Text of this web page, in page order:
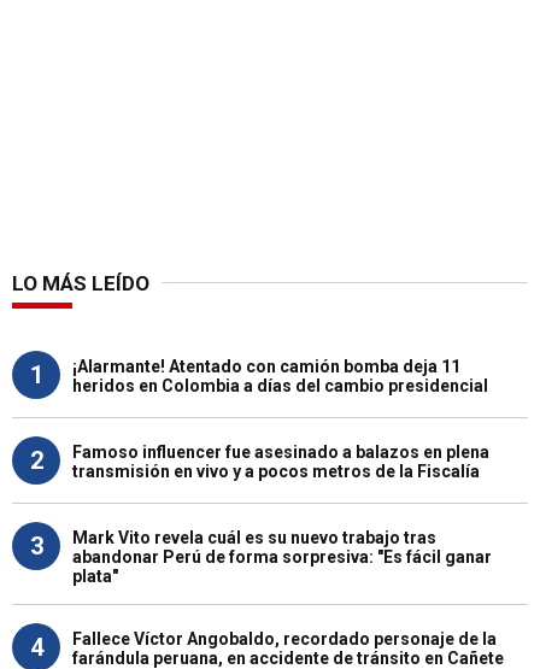
LO MÁS LEÍDO
1
¡Alarmante! Atentado con camión bomba deja 11
heridos en Colombia a días del cambio presidencial
2
Famoso influencer fue asesinado a balazos en plena
transmisión en vivo y a pocos metros de la Fiscalía
3
Mark Vito revela cuál es su nuevo trabajo tras
abandonar Perú de forma sorpresiva: "Es fácil ganar
plata"
4
Fallece Víctor Angobaldo, recordado personaje de la
farándula peruana, en accidente de tránsito en Cañete